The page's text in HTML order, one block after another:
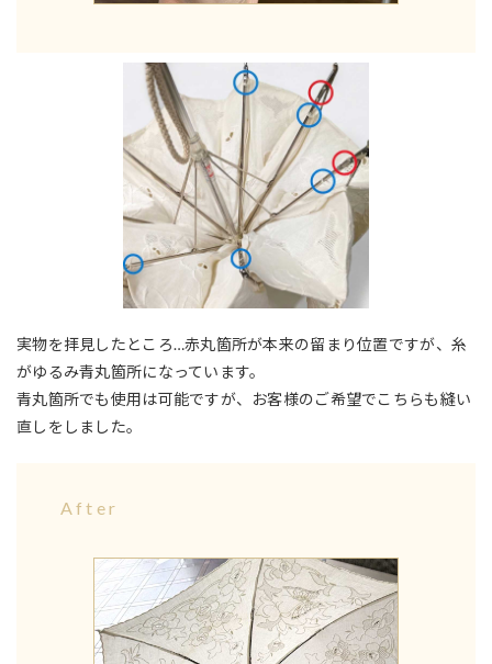
実物を拝見したところ…赤丸箇所が本来の留まり位置ですが、糸
がゆるみ青丸箇所になっています。
青丸箇所でも使用は可能ですが、お客様のご希望でこちらも縫い
直しをしました。
After